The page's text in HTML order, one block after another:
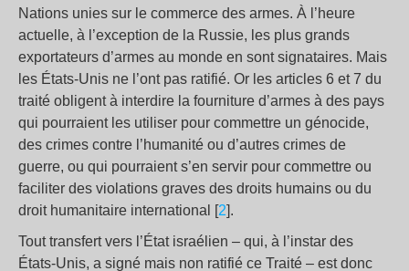
Nations unies sur le commerce des armes. À l’heure
actuelle, à l’exception de la Russie, les plus grands
exportateurs d’armes au monde en sont signataires. Mais
les États-Unis ne l’ont pas ratifié. Or les articles 6 et 7 du
traité obligent à interdire la fourniture d’armes à des pays
qui pourraient les utiliser pour commettre un génocide,
des crimes contre l’humanité ou d’autres crimes de
guerre, ou qui pourraient s’en servir pour commettre ou
faciliter des violations graves des droits humains ou du
droit humanitaire international [2].
Tout transfert vers l’État israélien – qui, à l’instar des
États-Unis, a signé mais non ratifié ce Traité – est donc